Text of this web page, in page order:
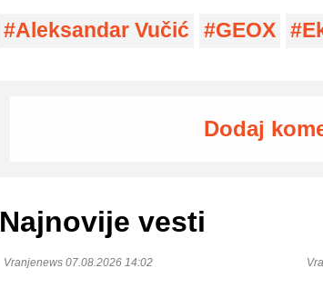
Aleksandar Vučić GEOX
Dodaj
Najnovije vesti
Vranjenews 07.08.2026 14:02